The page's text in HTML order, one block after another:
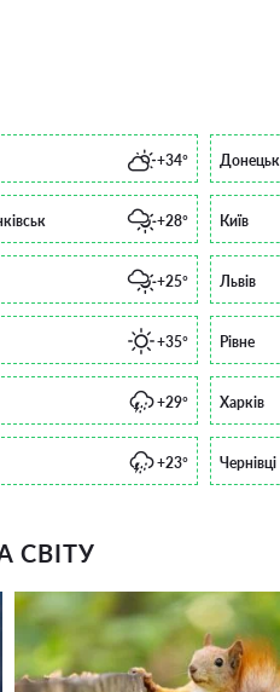
+34° Донецьк
+28° Київ
+25° Львів
+35° Рівне
+29° Харків
+23° Чернівці
СВІТУ